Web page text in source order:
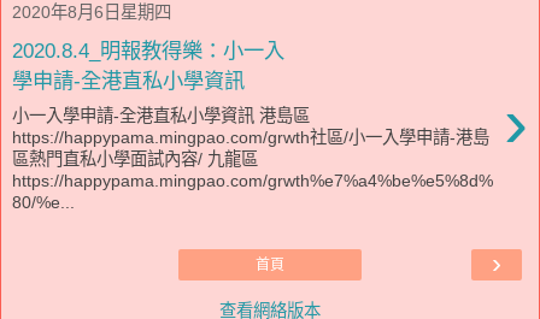
2020年8月6日星期四
2020.8.4_明報教得樂：小一入
學申請-全港直私小學資訊
›
小一入學申請-全港直私小學資訊 港島區
https://happypama.mingpao.com/grwth社區/小一入學申請-港島
區熱門直私小學面試內容/ 九龍區
https://happypama.mingpao.com/grwth%e7%a4%be%e5%8d%
80/%e...
›
首頁
查看網絡版本